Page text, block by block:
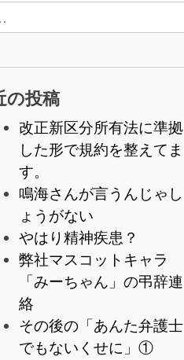
の投稿
改正新区分所有法に準拠
した形で規約を整えてま
す。
鳴海さんが言うんじゃし
ょうがない
やはり精神疾患？
弊社マスコットキャラ
「みーちゃん」の弔辞連
絡
その後の「あんた弁護士
でもないくせに」①